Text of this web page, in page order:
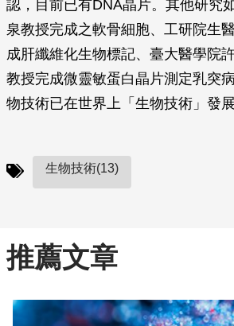
認，目前已有DNA晶片。其他研究
泉教授完成之軟骨細胞、工研院生
成肝纖維化生物標記、臺大醫學院
教授完成微靈敏蛋白晶片測定乳突
物技術已在世界上「生物技術」發
生物技術(13)
推薦文章